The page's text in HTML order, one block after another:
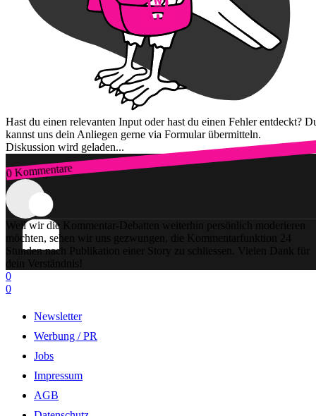
Hast du einen relevanten Input oder hast du einen Fehler entdeckt?
kannst uns dein Anliegen gerne via Formular übermitteln.
Diskussion wird geladen...
0 Kommentare
Zum Login
Weil wir die Kommentar-Debatten weiterhin persönlich moderieren
möchten, sehen wir uns gezwungen, die Kommentarfunktion 24
Stunden nach Publikation einer Story zu schliessen. Vielen Dank für
dein Verständnis!
0
0
Newsletter
Werbung / PR
Jobs
Impressum
AGB